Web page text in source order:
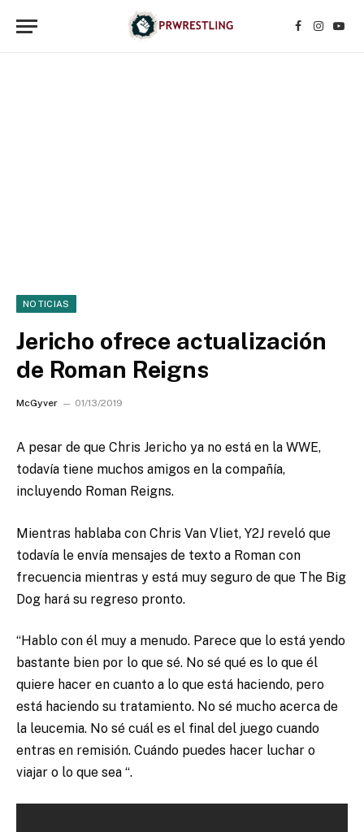
Facebook
NOTICIAS
Jericho ofrece actualización
de Roman Reigns
McGyver 01/13/2019
A pesar de que Chris Jericho ya no está en la WWE,
todavía tiene muchos amigos en la compañía,
incluyendo Roman Reigns.
Mientras hablaba con Chris Van Vliet, Y2J reveló que
todavía le envía mensajes de texto a Roman con
frecuencia mientras y está muy seguro de que The Big
Dog hará su regreso pronto.
“Hablo con él muy a menudo. Parece que lo está yendo
bastante bien por lo que sé. No sé qué es lo que él
quiere hacer en cuanto a lo que está haciendo, pero
está haciendo su tratamiento. No sé mucho acerca de
la leucemia. No sé cuál es el final del juego cuando
entras en remisión. Cuándo puedes hacer luchar o
viajar o lo que sea “.